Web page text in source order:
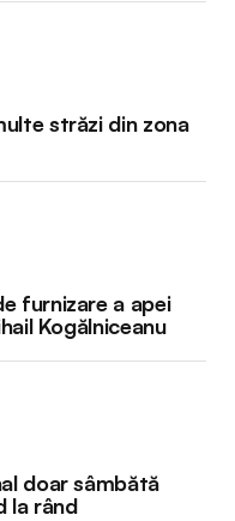
străzi din zona
furnizare a apei
Kogălniceanu
doar sâmbătă
la rând